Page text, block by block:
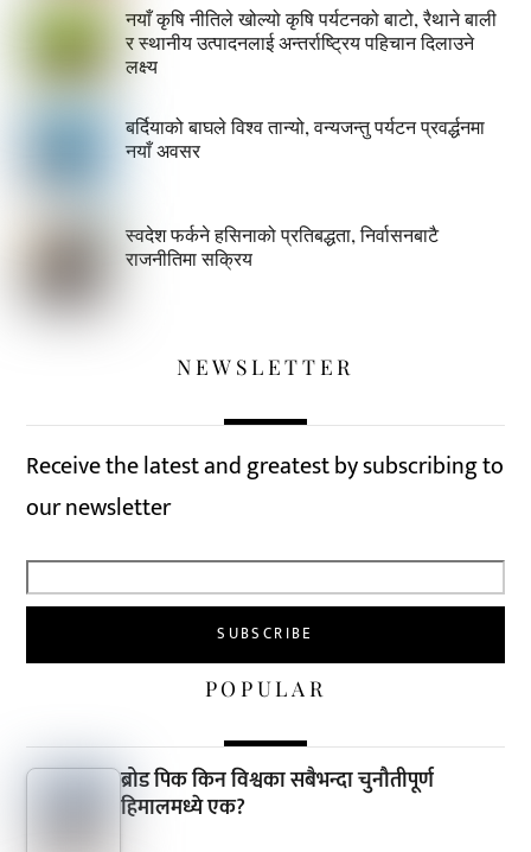
नयाँ कृषि नीतिले खोल्यो कृषि पर्यटनको बाटो, रैथाने बाली
र स्थानीय उत्पादनलाई अन्तर्राष्ट्रिय पहिचान दिलाउने
लक्ष्य
बर्दियाको बाघले विश्व तान्यो, वन्यजन्तु पर्यटन प्रवर्द्धनमा
नयाँ अवसर
स्वदेश फर्कने हसिनाको प्रतिबद्धता, निर्वासनबाटै
राजनीतिमा सक्रिय
NEWSLETTER
Receive the latest and greatest by subscribing to
our newsletter
POPULAR
ब्रोड पिक किन विश्वका सबैभन्दा चुनौतीपूर्ण
हिमालमध्ये एक?